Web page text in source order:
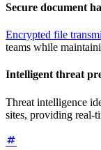
Secure document
Encrypted file
teams while
Intelligent threat
Threat intelligence
sites, providing real-